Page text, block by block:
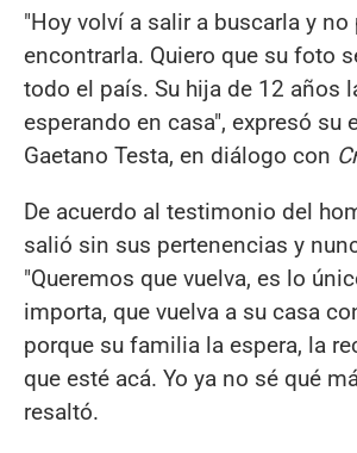
"Hoy volví a salir a buscarla y no
encontrarla. Quiero que su foto
todo el país. Su hija de 12 años
esperando en casa", expresó su
Gaetano Testa, en diálogo con
De acuerdo al testimonio del
salió sin sus pertenencias y
"Queremos que vuelva, es lo
importa, que vuelva a su casa
porque su familia la espera, la
que esté acá. Yo ya no sé qué
resaltó.